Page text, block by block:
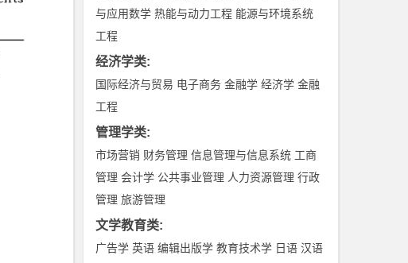
与应用数学 热能与动力工程 能源与环境系统
工程
经济学类:
国际经济与贸易 电子商务 金融学 经济学 金融
工程
管理学类:
市场营销 财务管理 信息管理与信息系统 工商
管理 会计学 公共事业管理 人力资源管理 行政
管理 旅游管理
文学教育类:
广告学 英语 编辑出版学 教育技术学 日语 汉语